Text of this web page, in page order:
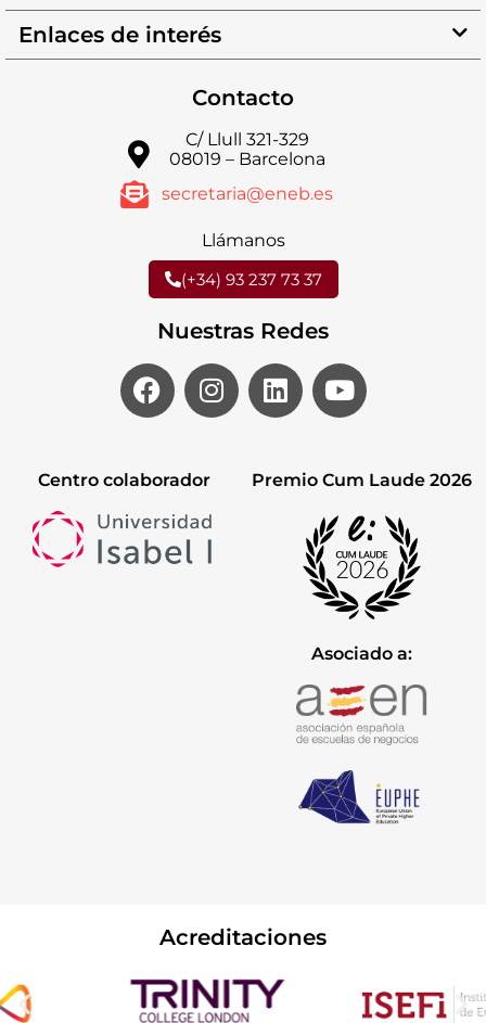
Enlaces de interés
Contacto
C/ Llull 321-329
08019 – Barcelona
secretaria@eneb.es
Llámanos
(+34) 93 237 73 37
Nuestras Redes
Centro colaborador Premio Cum Laude 2026
Asociado a:
Acreditaciones